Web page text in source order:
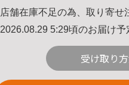
店舗在庫不足の為、取り寄せ
2026.08.29 5:29頃のお届け予
受け取り